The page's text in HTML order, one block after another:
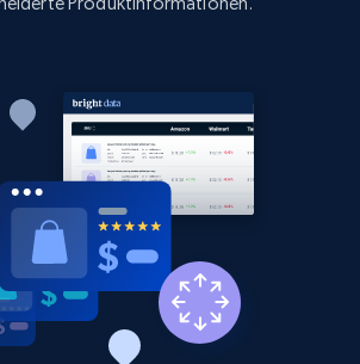
Listing inventory id, Title, Rating,
shop, Reviews count item, Initial
323+ Jetzt anfangen